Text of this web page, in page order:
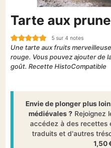
Tarte aux
5sur 4 notes
Une tarte aux fruits
rouge. Vous pouvez ajouter de
goût. Recette HistoCompatible
Envie de plonger plus loin dans l’univers des recettes
médiévales ? Rejoignez
accédez à des recettes
traduits et d'autres
1,50